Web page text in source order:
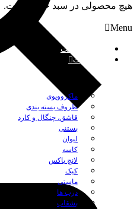
هیچ محصولی در سبد خرید نیست.
Menu
صفحه نخست
محصولات
ماکروویوی
ظروف بسته بندی
قاشق، چنگال و کارد
بستنی
لیوان
کاسه
لانچ باکس
کیک
ماستی
درب ها
بشقاب